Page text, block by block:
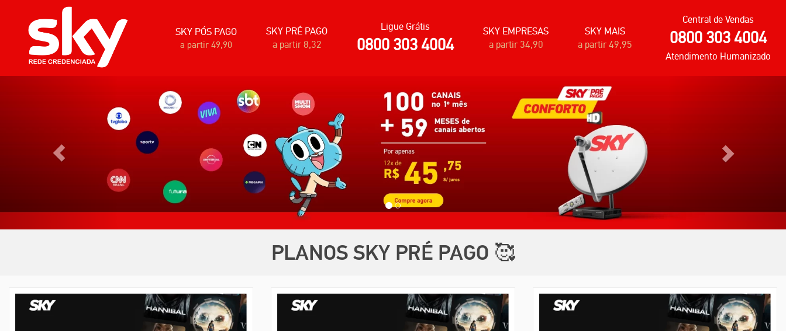
SKY PÓS PAGO
a partir 49,90
SKY PRÉ PAGO
a partir 8,32
Ligue Grátis
0800 303 4004
SKY EMPRESAS
a partir 34,90
SKY MAIS
a partir 49,95
Central de Vendas
0800 303 4004
Atendimento Humanizado
PLANOS SKY PRÉ PAGO 🥰